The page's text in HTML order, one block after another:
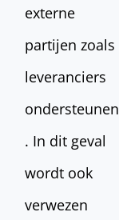
externe
partijen zoals
leveranciers
ondersteunen
. In dit geval
wordt ook
verwezen